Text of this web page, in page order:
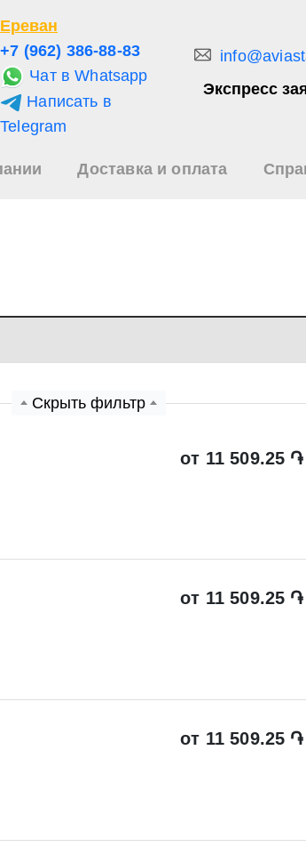
Ереван
+7 (962) 386-88-83
Чат в Whatsapp
Написать в
Telegram
Экспресс
Доставка и оплата
Скрыть фильтр
от 11 509.25
от 11 509.25
от 11 509.25